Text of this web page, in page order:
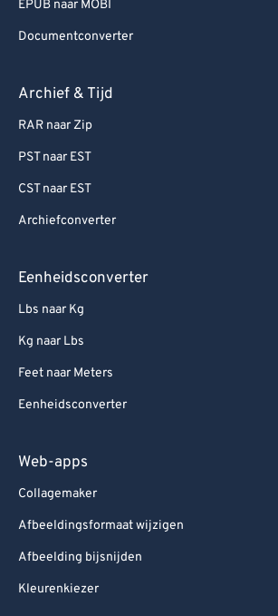
EPUB naar MOBI
Documentconverter
Archief & Tijd
RAR naar Zip
PST naar EST
CST naar EST
Archiefconverter
Eenheidsconverter
Lbs naar Kg
Kg naar Lbs
Feet naar Meters
Eenheidsconverter
Web-apps
Collagemaker
Afbeeldingsformaat wijzigen
Afbeelding bijsnijden
Kleurenkiezer